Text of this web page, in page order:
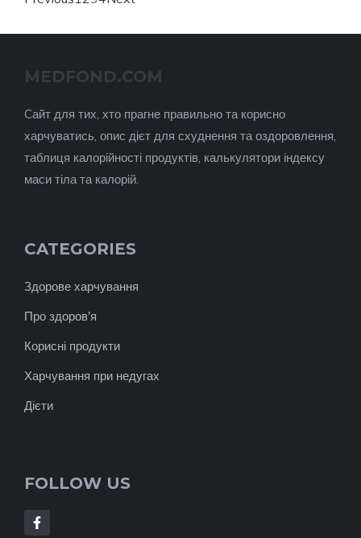
MEDFOND.COM
Cайт для тих, хто прагне правильно та корисно
харчуватись, опис дієт для схуднення та оздоровлення,
таблиця калорійності продуктів, калькулятори індексу
маси тіла та калорій.
CATEGORIES
Здорове харчування
Про здоров'я
Корисні продукти
Харчування при недугах
Дієти
FOLLOW US